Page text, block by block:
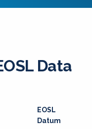
Data
EOSL
Datum